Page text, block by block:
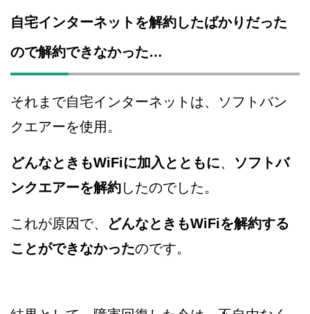
自宅インターネットを解約したばかりだった
ので解約できなかった…
それまで自宅インターネットは、ソフトバン
クエアーを使用。
どんなときもWiFiに加入とともに、 ソフトバ
ンクエアーを解約したのでした。
これが原因で、
どんなときもWiFiを解約する
ことができなかったのです。